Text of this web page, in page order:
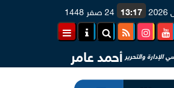
13:17 24 صفر 1448
والتحرير أحمد عامر